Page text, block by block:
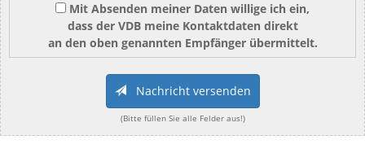
Mit Absenden meiner Daten willige ich ein,
dass der VDB meine Kontaktdaten direkt
an den oben genannten Empfänger übermittelt.
Nachricht versenden
(Bitte füllen Sie alle Felder aus!)